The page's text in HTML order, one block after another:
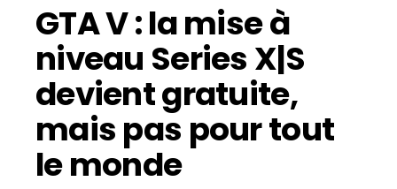
GTA V : la mise à
niveau Series X|S
devient gratuite,
mais pas pour tout
le monde